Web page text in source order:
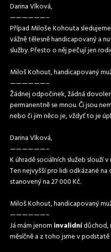
Darina Vlková,
——————–
Případ Miloše Kohouta
vážně tělesně handicapovaný a
služby. Přesto o něj pečují jen
Miloš Kohout, handicapovaný
——————–
Žádnej odpočinek, žádná
permanentně se mnou. Či jsou
nebo či jim něco je, vždyť to je
Darina Vlková,
——————–
K úhradě sociálních služeb slouží
Ten nejvyšší pro lidi odkázané
stanovený na 27 000 Kč.
Miloš Kohout, handicapovaný
——————–
Já mám jenom invalidnídůchod,
měsíčně a z toho jsme v podstatě